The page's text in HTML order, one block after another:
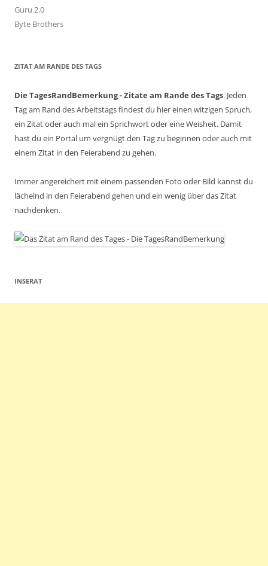
Guru 2.0
Byte Brothers
ZITAT AM RANDE DES TAGS
Die TagesRandBemerkung - Zitate am Rande des Tags. Jeden
Tag am Rand des Arbeitstags findest du hier einen witzigen Spruch,
ein Zitat oder auch mal ein Sprichwort oder eine Weisheit. Damit
hast du ein Portal um vergnügt den Tag zu beginnen oder auch mit
einem Zitat in den Feierabend zu gehen.
Immer angereichert mit einem passenden Foto oder Bild kannst du
lächelnd in den Feierabend gehen und ein wenig über das Zitat
nachdenken.
INSERAT